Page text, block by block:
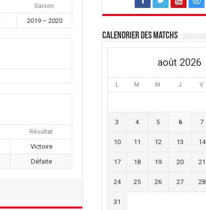
Saison
2019 – 2020
Résultat
Victoire
Défaite
Calendrier des matchs
août 2026
L M M J V
3 4 5 6 7
10 11 12 13 14
17 18 19 20 21
24 25 26 27 28
31